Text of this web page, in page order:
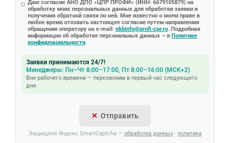
Даю согласие АНО ДПО «ЦПР ПРОФИ» (ИНН: 6679105879) на
обработку моих персональных данных для обработки заявки и
получения обратной связи по ней. Мне известно о моем праве в
любое время отозвать настоящее согласие путем направления
обращения оператору на e-mail: ekbinfo@profi-cpr.ru. Подробная
информация об обработке персональных данных – в Политике
конфиденциальности.
Заявки принимаются 24/7!
Менеджеры: Пн–Чт 8:00–17:00, Пт 8:00–16:00 (МСК+2)
Вне рабочего времени — перезвоним в первый час следующего
дня
Отправить
Защищено Яндекс SmartCaptcha — обработка данных· политика